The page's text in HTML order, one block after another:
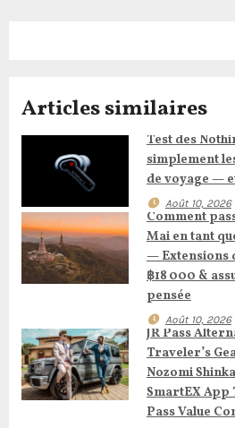
i
o
d
e
l
a
r
Articles similaires
Test des
simplement
de voyage —
Août 10, 2026
Comment
Mai en tant
— Extensions
฿18 000 &
pensée
Août 10, 2026
JR Pass
Traveler’s
Nozomi
SmartEX App
Pass Value